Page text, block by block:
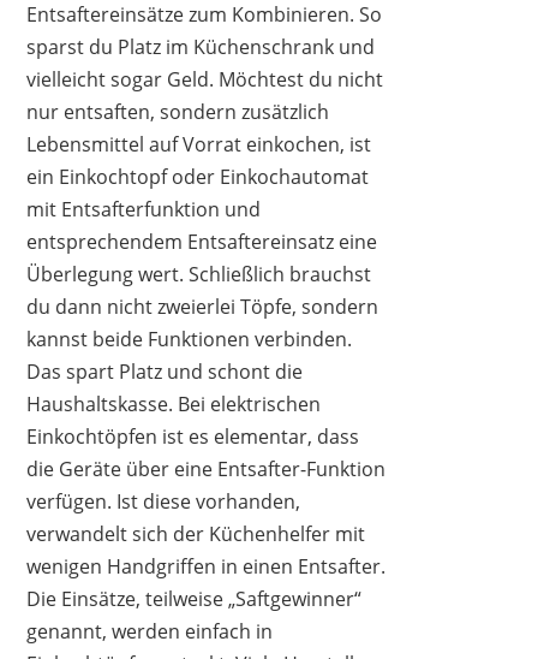
Entsaftereinsätze zum Kombinieren. So
sparst du Platz im Küchenschrank und
vielleicht sogar Geld. Möchtest du nicht
nur entsaften, sondern zusätzlich
Lebensmittel auf Vorrat einkochen, ist
ein Einkochtopf oder Einkochautomat
mit Entsafterfunktion und
entsprechendem Entsaftereinsatz eine
Überlegung wert. Schließlich brauchst
du dann nicht zweierlei Töpfe, sondern
kannst beide Funktionen verbinden.
Das spart Platz und schont die
Haushaltskasse. Bei elektrischen
Einkochtöpfen ist es elementar, dass
die Geräte über eine Entsafter-Funktion
verfügen. Ist diese vorhanden,
verwandelt sich der Küchenhelfer mit
wenigen Handgriffen in einen Entsafter.
Die Einsätze, teilweise „Saftgewinner“
genannt, werden einfach in